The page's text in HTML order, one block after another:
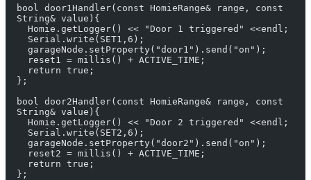
bool door1Handler(const HomieRange& range, const
String& value){
  Homie.getLogger() << "Door 1 triggered" <<endl;
  Serial.write(SET1,6);
  garageNode.setProperty("door1").send("on");
  reset1 = millis() + ACTIVE_TIME;
  return true;
};
bool door2Handler(const HomieRange& range, const
String& value){
  Homie.getLogger() << "Door 2 triggered" <<endl;
  Serial.write(SET2,6);
  garageNode.setProperty("door2").send("on");
  reset2 = millis() + ACTIVE_TIME;
  return true;
};